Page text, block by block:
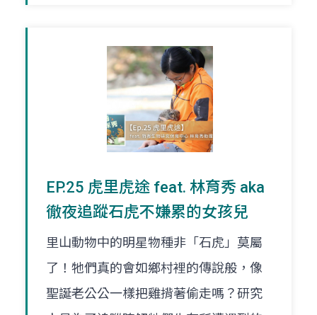
EP.25 虎里虎途 feat. 林育秀 aka
徹夜追蹤石虎不嫌累的女孩兒
里山動物中的明星物種非「石虎」莫屬
了！牠們真的會如鄉村裡的傳說般，像
聖誕老公公一樣把雞揹著偷走嗎？研究